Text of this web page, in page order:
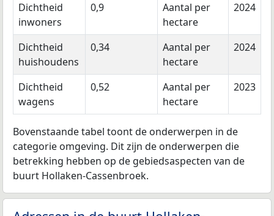
Dichtheid
inwoners
0,9
Aantal per
hectare
2024
Dichtheid
huishoudens
0,34
Aantal per
hectare
2024
Dichtheid
wagens
0,52
Aantal per
hectare
2023
Bovenstaande tabel toont de onderwerpen in de
categorie omgeving. Dit zijn de onderwerpen die
betrekking hebben op de gebiedsaspecten van de
buurt Hollaken-Cassenbroek.